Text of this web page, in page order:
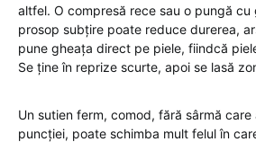
altfel. O compresă rece sau o pungă
prosop subțire poate reduce durerea,
pune gheața direct pe piele, fiindcă
Se ține în reprize scurte, apoi se lasă
Un sutien ferm, comod, fără sârmă
puncției, poate schimba mult felul în